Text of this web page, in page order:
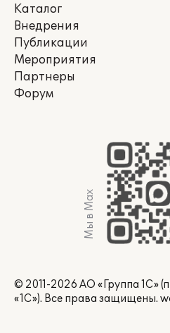
Каталог
Внедрения
Публикации
Мероприятия
Партнеры
Форум
Мы в Max
© 2011-2026 АО «Группа 1С»
«1С»). Все права защищены.